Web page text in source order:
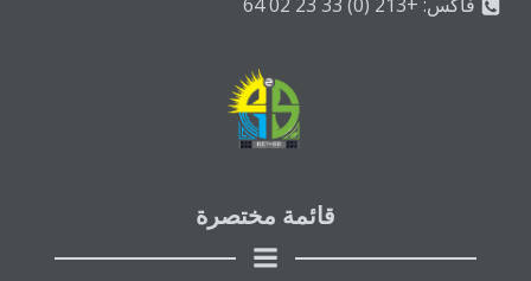
قائمة مختصرة